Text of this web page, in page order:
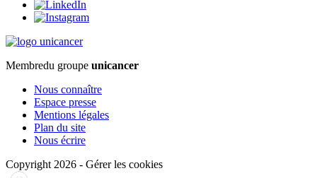
Membredu groupe unicancer
Nous connaître
Espace presse
Mentions légales
Plan du site
Nous écrire
Copyright 2026 - Gérer les cookies